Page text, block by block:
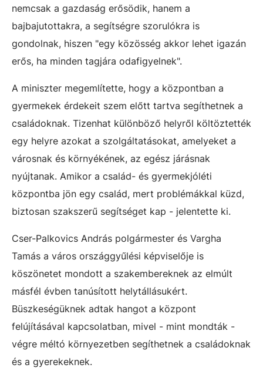
nemcsak a gazdaság erősödik, hanem a
bajbajutottakra, a segítségre szorulókra is
gondolnak, hiszen "egy közösség akkor lehet igazán
erős, ha minden tagjára odafigyelnek".
A miniszter megemlítette, hogy a központban a
gyermekek érdekeit szem előtt tartva segíthetnek a
családoknak. Tizenhat különböző helyről költöztették
egy helyre azokat a szolgáltatásokat, amelyeket a
városnak és környékének, az egész járásnak
nyújtanak. Amikor a család- és gyermekjóléti
központba jön egy család, mert problémákkal küzd,
biztosan szakszerű segítséget kap - jelentette ki.
Cser-Palkovics András polgármester és Vargha
Tamás a város országgyűlési képviselője is
köszönetet mondott a szakembereknek az elmúlt
másfél évben tanúsított helytállásukért.
Büszkeségüknek adtak hangot a központ
felújításával kapcsolatban, mivel - mint mondták -
végre méltó környezetben segíthetnek a családoknak
és a gyerekeknek.